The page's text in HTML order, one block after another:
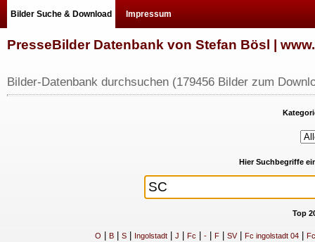
Bilder Suche & Download Impressum
PresseBilder Datenbank von Stefan Bösl |
Bilder-Datenbank durchsuchen (179456 Bilder zum
Hier Suchbegriffe
Top
O B| S| Ingolstadt| J Fc -| F| SV| Fc ingolstadt 04|